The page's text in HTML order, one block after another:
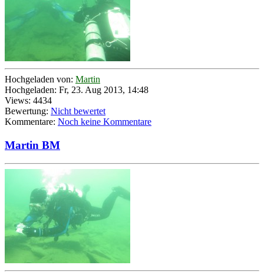
Hochgeladen von: Martin
Hochgeladen: Fr, 23. Aug 2013, 14:48
Views: 4434
Bewertung: Nicht bewertet
Kommentare: Noch keine Kommentare
Martin BM